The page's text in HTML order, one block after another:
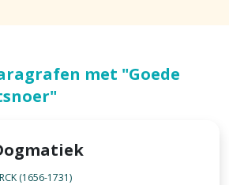
met "Goede
(1656-1731)